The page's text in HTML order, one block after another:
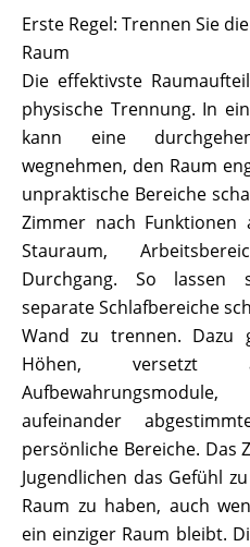
Erste Regel: Trennen Sie
Raum
Die effektivste
physische Trennung. In
kann eine
wegnehmen, den Raum
unpraktische Bereiche
Zimmer nach Funktionen
Stauraum,
Durchgang. So lassen
separate Schlafbereiche
Wand zu trennen. Dazu
Höhen, versetzt
aufeinander
persönliche Bereiche. Das
Jugendlichen das Gefühl
Raum zu haben, auch
ein einziger Raum bleibt.